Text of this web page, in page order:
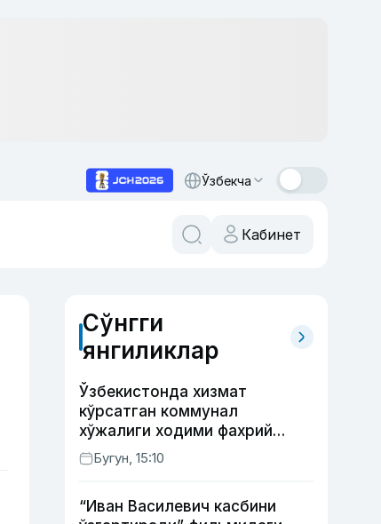
Ўзбекча
Кабинет
Сўнгги
янгиликлар
Ўзбекистонда хизмат
кўрсатган коммунал
хўжалиги ходими фахрий
унвони таъсис этилиши
мумкин
Бугун, 15:10
“Иван Василевич касбини